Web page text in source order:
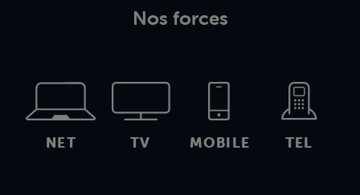
Nos forces
NET TV MOBILE TEL